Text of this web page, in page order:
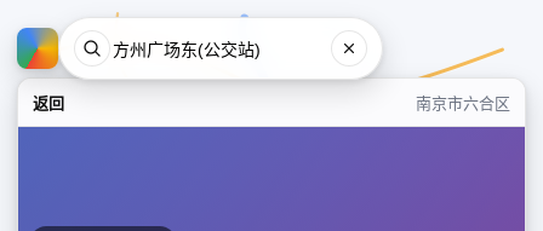
返回 南京市六合区